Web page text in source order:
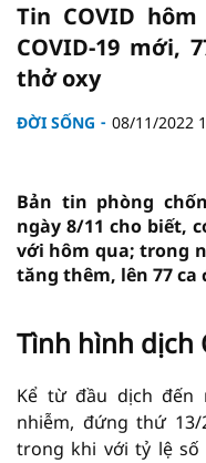
Tin COVID
COVID-19 mới,
thở oxy
ĐỜI SỐNG 08/11/2022
Bản tin phòng
ngày 8/11 cho biết,
với hôm qua; trong
tăng thêm, lên 77 ca
Tình hình dịch
Kể từ đầu dịch đến
nhiễm, đứng thứ
trong khi với tỷ lệ số